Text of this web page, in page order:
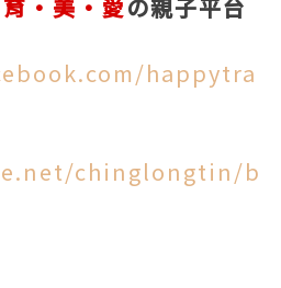
·美·愛の親子平台
happytra
chinglongtin/b